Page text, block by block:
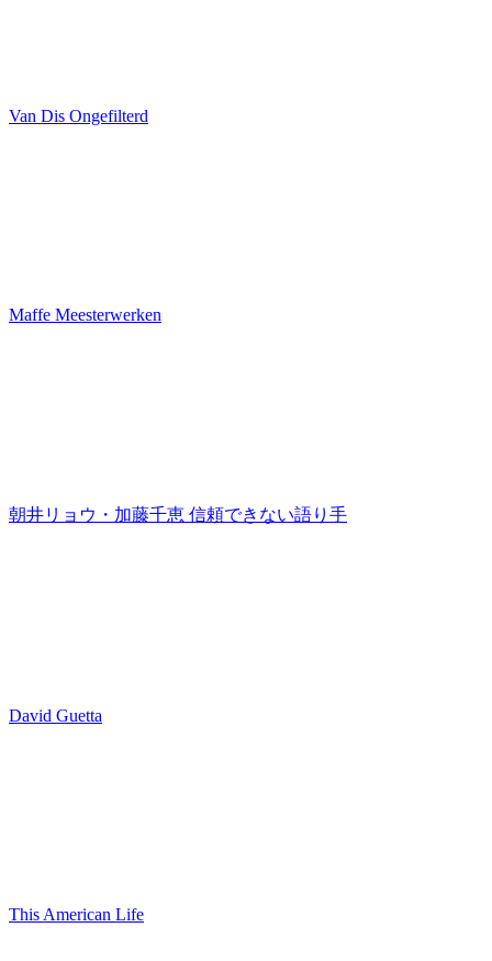
Van Dis Ongefilterd
Maffe Meesterwerken
朝井リョウ・加藤千恵 信頼できない語り手
David Guetta
This American Life